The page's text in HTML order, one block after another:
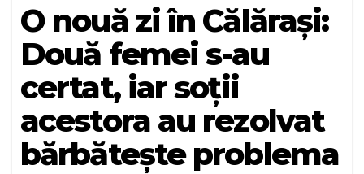
O nouă zi în Călărași:
Două femei s-au
certat, iar soții
acestora au rezolvat
bărbătește problema